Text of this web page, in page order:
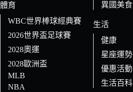
體育
WBC世界棒球經典賽
2026世界盃足球賽
2028奧運
2028歐洲盃
MLB
NBA
異國美食
生活
健康
星座運勢
優惠活動
生活百科